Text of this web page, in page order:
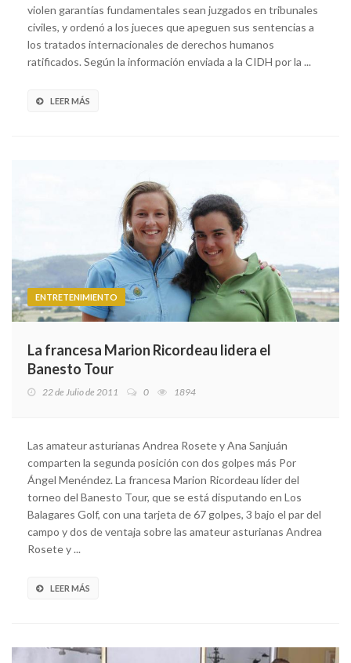
violen garantías fundamentales sean juzgados en tribunales
civiles, y ordenó a los jueces que apeguen sus sentencias a
los tratados internacionales de derechos humanos
ratificados. Según la información enviada a la CIDH por la ...
LEER MÁS
ENTRETENIMIENTO
La francesa Marion Ricordeau lidera el
Banesto Tour
22 de Julio de 2011 0 1894
Las amateur asturianas Andrea Rosete y Ana Sanjuán
comparten la segunda posición con dos golpes más Por
Ángel Menéndez. La francesa Marion Ricordeau líder del
torneo del Banesto Tour, que se está disputando en Los
Balagares Golf, con una tarjeta de 67 golpes, 3 bajo el par del
campo y dos de ventaja sobre las amateur asturianas Andrea
Rosete y ...
LEER MÁS